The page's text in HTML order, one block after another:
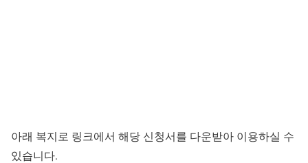
아래 복지로 링크에서 해당 신청서를 다운받아 이용하실 수
있습니다.